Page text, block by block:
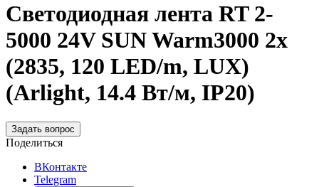
Светодиодная лента RT 2-
5000 24V SUN Warm3000 2x
(2835, 120 LED/m, LUX)
(Arlight, 14.4 Вт/м, IP20)
Задать вопрос
Поделиться
ВКонтакте
Telegram